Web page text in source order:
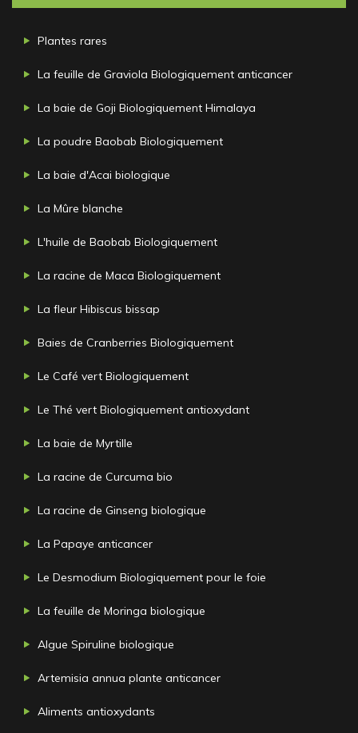
Plantes rares
La feuille de Graviola Biologiquement anticancer
La baie de Goji Biologiquement Himalaya
La poudre Baobab Biologiquement
La baie d'Acai biologique
La Mûre blanche
L'huile de Baobab Biologiquement
La racine de Maca Biologiquement
La fleur Hibiscus bissap
Baies de Cranberries Biologiquement
Le Café vert Biologiquement
Le Thé vert Biologiquement antioxydant
La baie de Myrtille
La racine de Curcuma bio
La racine de Ginseng biologique
La Papaye anticancer
Le Desmodium Biologiquement pour le foie
La feuille de Moringa biologique
Algue Spiruline biologique
Artemisia annua plante anticancer
Aliments antioxydants